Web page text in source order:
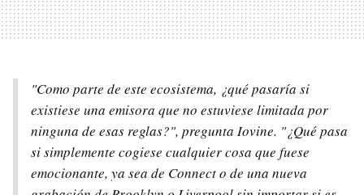
"Como parte de este ecosistema, ¿qué pasaría si
existiese una emisora que no estuviese limitada por
ninguna de esas reglas?", pregunta Iovine. "¿Qué pasa
si simplemente cogiese cualquier cosa que fuese
emocionante, ya sea de Connect o de una nueva